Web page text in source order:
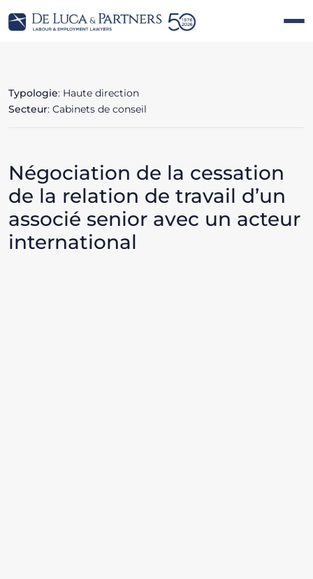
Typologie: Haute direction
Secteur: Cabinets de conseil
Négociation de la cessation
de la relation de travail d’un
associé senior avec un acteur
international